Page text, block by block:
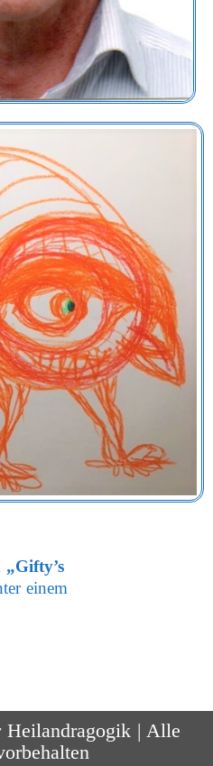
„Gifty’s
einem
| Alle